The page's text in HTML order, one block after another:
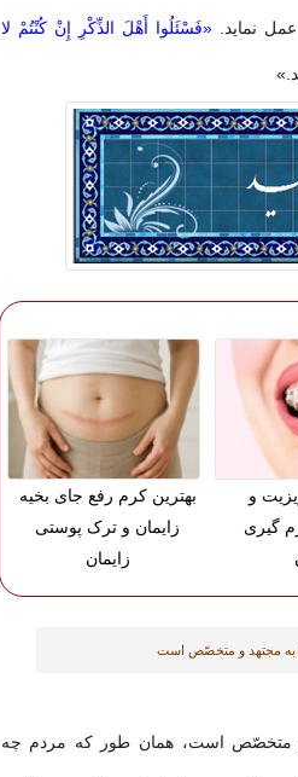
نماید. «فَسْئَلُوا أَهْلَ الذِّکْرِ إِنْ کُنْتُمْ لا
و
گیری
بهترین کرم رفع جای بخیه
زایمان و ترک پوستی
زایمان
به مجتهد و متخصّص است
و متخصّص است، همان طور که مردم چه